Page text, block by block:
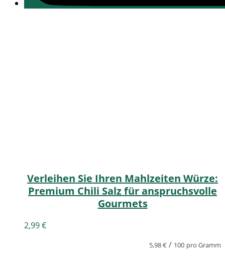
Verleihen Sie Ihren Mahlzeiten Würze:
Premium Chili Salz für anspruchsvolle
Gourmets
2,99€
5,98€ / 100 pro Gramm